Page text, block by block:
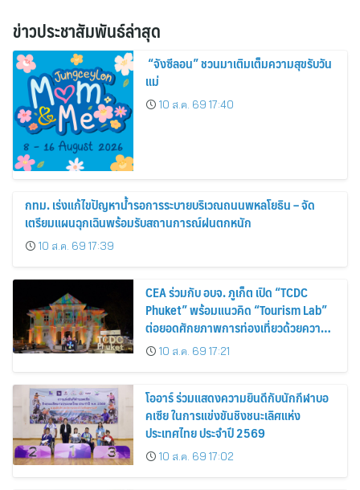
ข่าวประชาสัมพันธ์ล่าสุด
“จังซีลอน” ชวนมาเติมเต็มความสุขรับวัน
แม่
10 ส.ค. 69 17:40
กทม. เร่งแก้ไขปัญหาน้ำรอการระบายบริเวณถนนพหลโยธิน – จัด
เตรียมแผนฉุกเฉินพร้อมรับสถานการณ์ฝนตกหนัก
10 ส.ค. 69 17:39
CEA ร่วมกับ อบจ. ภูเก็ต เปิด “TCDC
Phuket” พร้อมแนวคิด “Tourism Lab”
ต่อยอดศักยภาพการท่องเที่ยวด้วยความ
คิดสร้างสรรค์ ขับเคลื่อนเศรษฐกิจ
สร้างสรรค์ของภูเก็ต
10 ส.ค. 69 17:21
โออาร์ ร่วมแสดงความยินดีกับนักกีฬาบอ
คเซีย ในการแข่งขันชิงชนะเลิศแห่ง
ประเทศไทย ประจำปี 2569
10 ส.ค. 69 17:02